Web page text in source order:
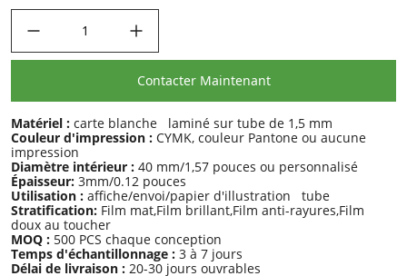
Contacter Maintenant
Matériel : carte blanche laminé sur tube de 1,5 mm
Couleur d'impression : CYMK, couleur Pantone ou aucune
impression
Diamètre intérieur : 40 mm/1,57 pouces ou personnalisé
Épaisseur: 3mm/0.12 pouces
Utilisation : affiche/envoi/papier d'illustration tube
Stratification: Film mat,Film brillant,Film anti-rayures,Film
doux au toucher
MOQ : 500 PCS chaque conception
Temps d'échantillonnage : 3 à 7 jours
Délai de livraison : 20-30 jours ouvrables